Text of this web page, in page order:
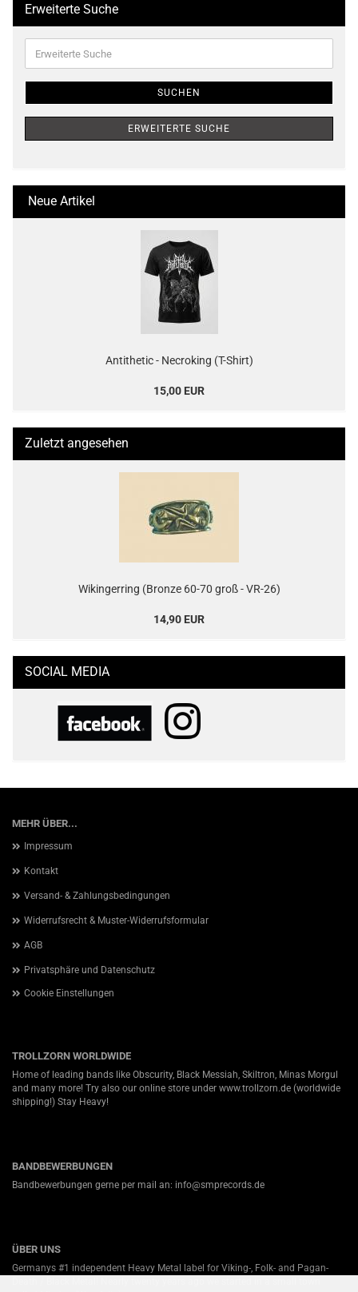
Erweiterte Suche
Suche
SUCHEN
ERWEITERTE SUCHE
Neue Artikel
Antithetic - Necroking (T-Shirt)
15,00 EUR
Zuletzt angesehen
Wikingerring (Bronze 60-70 groß - VR-26)
14,90 EUR
SOCIAL MEDIA
MEHR ÜBER...
Impressum
Kontakt
Versand- & Zahlungsbedingungen
Widerrufsrecht & Muster-Widerrufsformular
AGB
Privatsphäre und Datenschutz
Cookie Einstellungen
TROLLZORN WORLDWIDE
Home of leading bands like Obscurity, Black Messiah, Skiltron, Minas Morgul
and many more! Try also our online store under www.trollzorn.de (worldwide
shipping!) Stay Heavy!
BANDBEWERBUNGEN
Bandbewerbungen gerne per mail an: info@smprecords.de
ÜBER UNS
Germanys #1 independent Heavy Metal label for Viking-, Folk- and Pagan-